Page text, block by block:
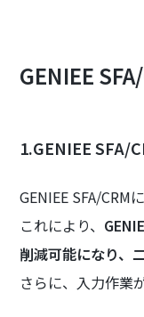
GENIEE
1.GENIEE SFA/
GENIEE SFA/
これにより、
削減可能になり、
さらに、入力作業